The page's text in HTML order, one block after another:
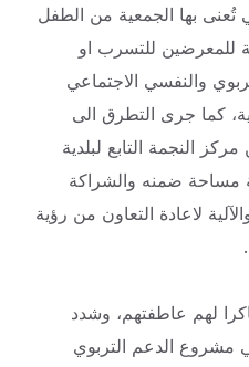
بها الجمعية من الطفل
للمعرضين للتسرب او
والنفسي الاجتماعي
كما جرى التطرق الى
النجمة التابع لبلدية
مساحة ضمنه والشراكة
لاعادة التعاون من رؤية
لهم عاطفتهم، وشدد
مشروع الدعم التربوي